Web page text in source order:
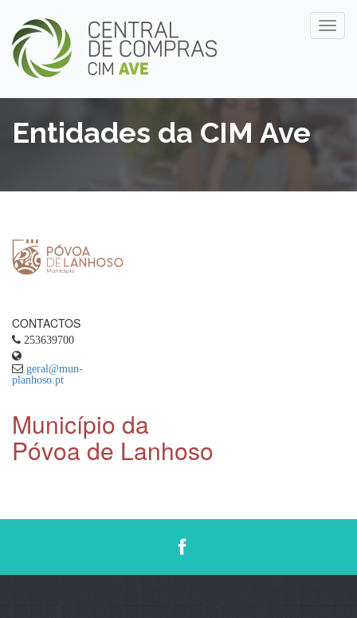
Entidades da CIM Ave
CONTACTOS
253639700
geral@mun-
planhoso.pt
Município da
Póvoa de Lanhoso